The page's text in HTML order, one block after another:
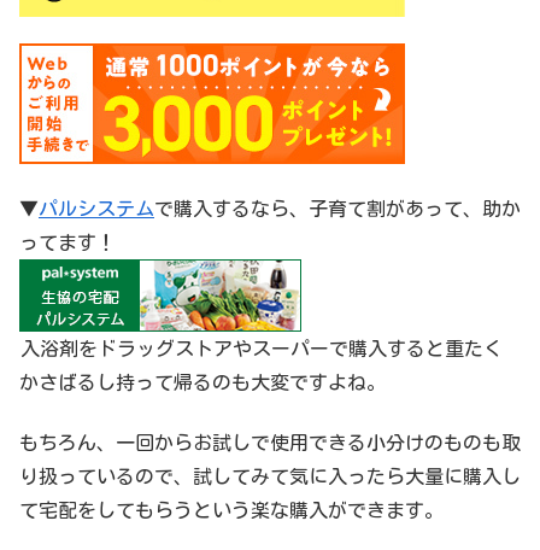
▼パルシステムで購入するなら、子育て割があって、助か
ってます！
入浴剤をドラッグストアやスーパーで購入すると重たく
かさばるし持って帰るのも大変ですよね。
もちろん、一回からお試しで使用できる小分けのものも取
り扱っているので、試してみて気に入ったら大量に購入し
て宅配をしてもらうという楽な購入ができます。